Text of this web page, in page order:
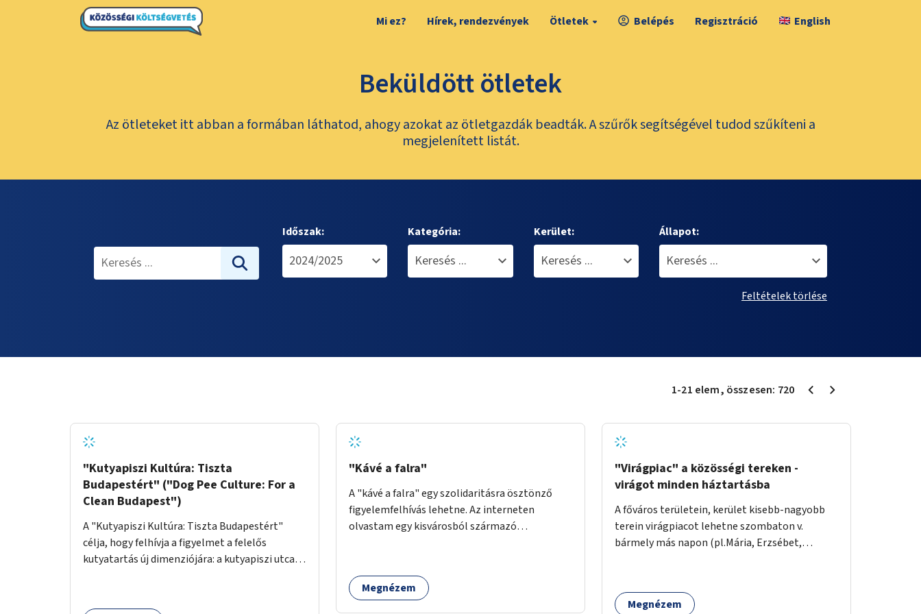
Mi ez? Hírek, rendezvények Ötletek Belépés Regisztráció English
Beküldött ötletek
Az ötleteket itt abban a formában láthatod, ahogy azokat az ötletgazdák beadták. A szűrők segítségével tudod szűkíteni a
megjelenített listát.
Időszak: Kategória: Kerület: Állapot:
Feltételek törlése
1-21 elem, összesen: 720
"Kutyapiszi Kultúra: Tiszta
Budapestért" ("Dog Pee Culture: For a
Clean Budapest")
A "Kutyapiszi Kultúra: Tiszta Budapestért"
célja, hogy felhívja a figyelmet a felelős
kutyatartás új dimenziójára: a kutyapiszi utcai
hogy séta közben, amikor kedvencük a járdára
"Kávé a falra"
A "kávé a falra" egy szolidaritásra ösztönző
figyelemfelhívás lehetne. Az interneten
olvastam egy kisvárosból származó
dolgozói a falra. Ha egy arra rászoruló betért, a
falról ingyenesen megkaphatta a már
Megnézem
"Virágpiac" a közösségi tereken -
virágot minden háztartásba
A főváros területein, kerület kisebb-nagyobb
terein virágpiacot lehetne szombaton v.
bármely más napon (pl.Mária, Erzsébet,
helyeket, 50-150nm vagy afeletti területet (ha
sokakat érdekelne). Névleges összeget fizetne
Megnézem